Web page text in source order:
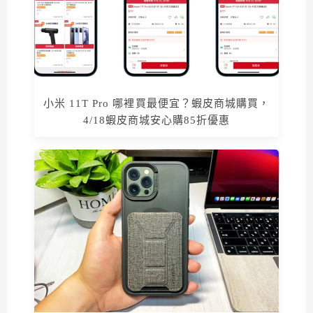
小米 11T Pro 哪裡買最便宜？蝦皮商城購買，
4/18蝦皮商城安心購85折優惠